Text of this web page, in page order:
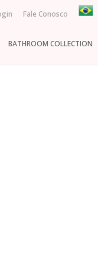
Fale Conosco
BATHROOM COLLECTION